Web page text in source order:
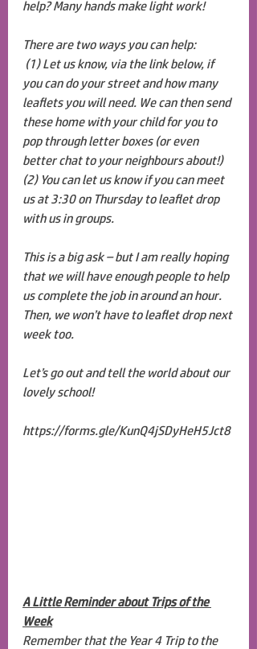
help? Many hands make light work!
There are two ways you can help:
you can do your street and how many
leaflets you will need. We can then send
these home with your child for you to
pop through letter boxes (or even
better chat to your neighbours about!)
(2) You can let us know if you can meet
us at 3:30 on Thursday to leaflet drop
with us in groups.
This is a big ask – but I am really hoping
that we will have enough people to help
us complete the job in around an hour.
Then, we won’t have to leaflet drop next
week too.
Let’s go out and tell the world about our
lovely school!
https://forms.gle/KunQ4jSDyHeH5Jct8
A Little Reminder about Trips of the
Week
Remember that the Year 4 Trip to the